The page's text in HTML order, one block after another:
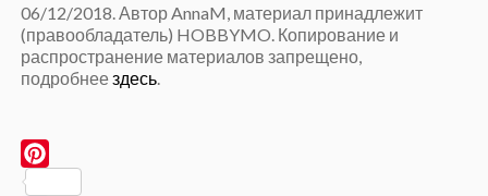
06/12/2018. Автор AnnaM, материал принадлежит
(правообладатель) HOBBYMO. Копирование и
распространение материалов запрещено,
подробнеездесь.